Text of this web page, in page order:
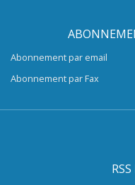
Abonnement par email
Abonnement par Fax